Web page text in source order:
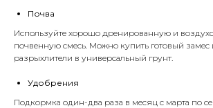
Почва
Используйте хорошо дренированную и
почвенную смесь. Можно купить готовый замес
разрыхлители в универсальный грунт.
Удобрения
Подкормка один-два раза в месяц с марта по